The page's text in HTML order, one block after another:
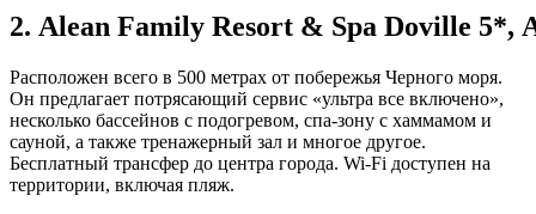
2. Alean Family Resort & Spa Doville 5*,
Расположен всего в 500 метрах от побережья Черного моря.
Он предлагает потрясающий сервис «ультра все включено»,
несколько бассейнов с подогревом, спа-зону с хаммамом и
сауной, а также тренажерный зал и многое другое.
Бесплатный трансфер до центра города. Wi-Fi доступен на
территории, включая пляж.